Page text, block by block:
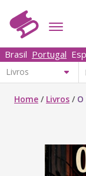
Brasil Portugal
Home / Livros /